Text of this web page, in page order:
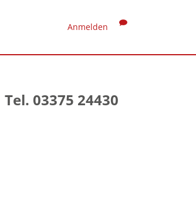
Anmelden
Tel. 03375 24430